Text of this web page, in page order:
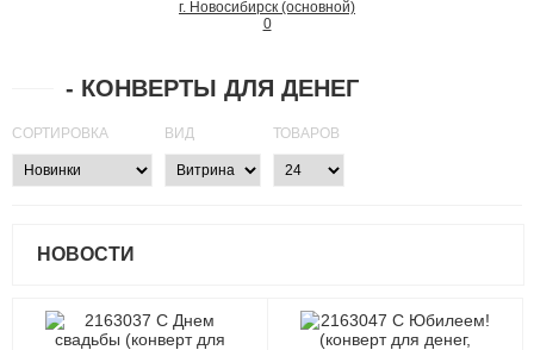
г. Новосибирск (основной)
0
- КОНВЕРТЫ ДЛЯ ДЕНЕГ
СОРТИРОВКА ВИД ТОВАРОВ
НОВОСТИ